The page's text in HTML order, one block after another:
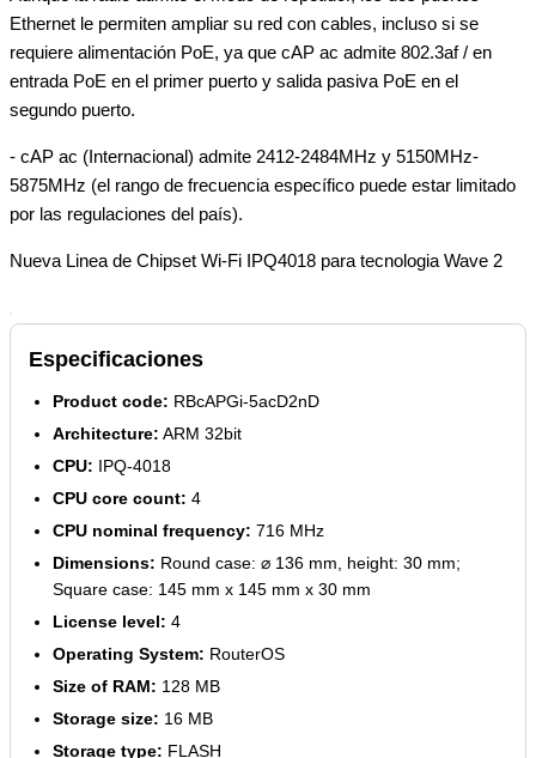
Ethernet le permiten ampliar su red con cables, incluso si se
requiere alimentación PoE, ya que cAP ac admite 802.3af / en
entrada PoE en el primer puerto y salida pasiva PoE en el
segundo puerto.
- cAP ac (Internacional) admite 2412-2484MHz y 5150MHz-
5875MHz (el rango de frecuencia específico puede estar limitado
por las regulaciones del país).
Nueva Linea de Chipset Wi-Fi IPQ4018 para tecnologia Wave 2
Especificaciones
Product code: RBcAPGi-5acD2nD
Architecture: ARM 32bit
CPU: IPQ-4018
CPU core count: 4
CPU nominal frequency: 716 MHz
Dimensions: Round case: ⌀ 136 mm, height: 30 mm;
Square case: 145 mm x 145 mm x 30 mm
License level: 4
Operating System: RouterOS
Size of RAM: 128 MB
Storage size: 16 MB
Storage type: FLASH